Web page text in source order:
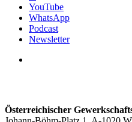
YouTube
WhatsApp
Podcast
Newsletter
Österreichischer